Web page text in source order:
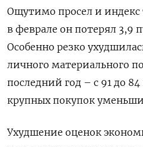
Ощутимо просел и индекс
в феврале он потерял 3,9
Особенно резко
личного материального
последний год – с 91 до
крупных покупок
Ухудшение оценок